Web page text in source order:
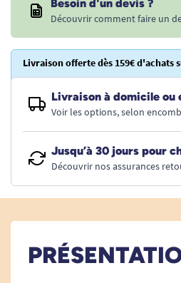
Besoin d'un devis ?
Découvrir comment faire un
Livraison offerte dès 159€ d'achats
Livraison à domicile ou
Voir les options, selon
Jusqu’à 30 jours pour
Découvrir nos assurances